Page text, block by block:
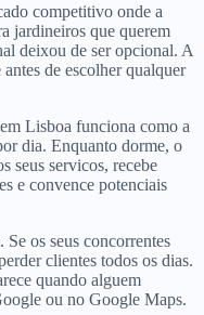
competitivo onde a
jardineiros que querem
deixou de ser opcional. A
de escolher qualquer
Lisboa funciona como a
dia. Enquanto dorme, o
seus servicos, recebe
e convence potenciais
os seus concorrentes
clientes todos os dias.
quando alguem
ou no Google Maps.